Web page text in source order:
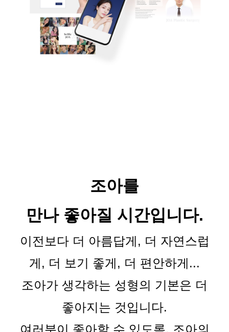
조아를
만나 좋아질 시간입니다.
이전보다 더 아름답게, 더 자연스럽
게, 더 보기 좋게, 더 편안하게...
조아가 생각하는 성형의 기본은 더
좋아지는 것입니다.
여러분이 좋아할 수 있도록, 조아의